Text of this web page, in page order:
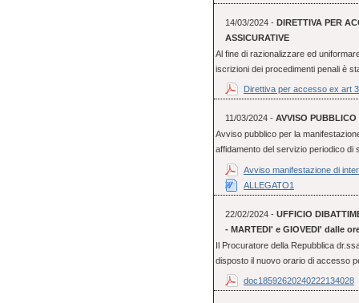
14/03/2024 - DIRETTIVA PER
ASSICURATIVE
Al fine di razionalizzare ed
iscrizioni dei procedimenti penali è
Direttiva per accesso ex art
11/03/2024 - AVVISO PUBBLICO
Avviso pubblico per la
affidamento del servizio periodico
Avviso manifestazione di
ALLEGATO1
22/02/2024 - UFFICIO
- MARTEDI' e GIOVEDI' dalle
Il Procuratore della Repubblica
disposto il nuovo orario di accesso
doc18592620240222134028